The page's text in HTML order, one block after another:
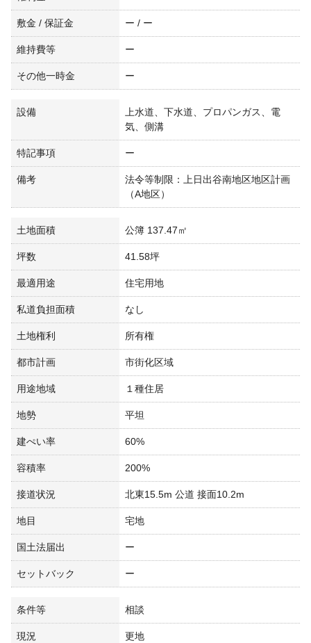
敷金 / 保証金 ー / ー
維持費等 ー
その他一時金 ー
設備
上水道、下水道、プロパンガス、電
気、側溝
特記事項 ー
備考
法令等制限：上日出谷南地区地区計画
（A地区）
土地面積 公簿 137.47㎡
坪数 41.58坪
最適用途 住宅用地
私道負担面積 なし
土地権利 所有権
都市計画 市街化区域
用途地域 １種住居
地勢 平坦
建ぺい率 60%
容積率 200%
接道状況 北東15.5m 公道 接面10.2m
地目 宅地
国土法届出 ー
セットバック ー
条件等 相談
現況 更地